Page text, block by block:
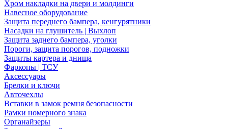
Хром накладки на двери и молдинги
Навесное оборудование
Защита переднего бампера, кенгурятники
Насадки на глушитель | Выхлоп
Защита заднего бампера, уголки
Пороги, защита порогов, подножки
Защиты картера и днища
Фаркопы | ТСУ
Аксессуары
Брелки и ключи
Авточехлы
Вставки в замок ремня безопасности
Рамки номерного знака
Органайзеры